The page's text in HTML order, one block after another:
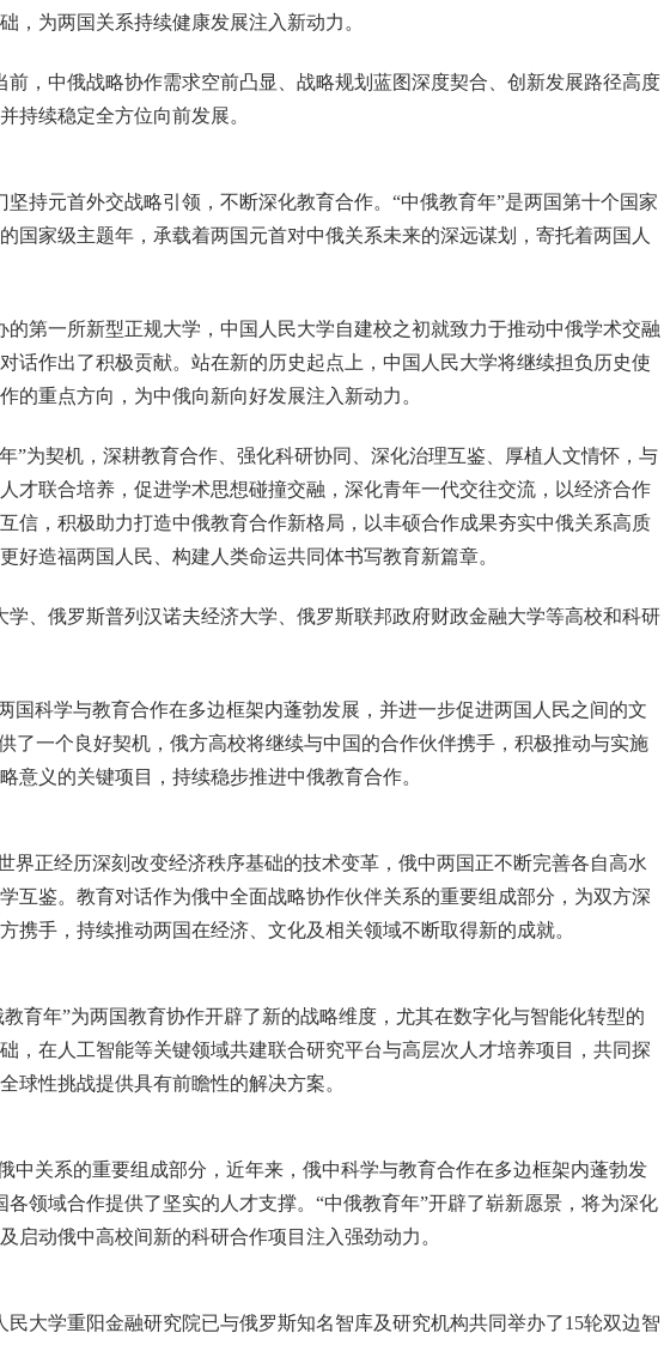
，为两国关系持续健康发展注入新动力。
前，中俄战略协作需求空前凸显、战略规划蓝图深度契合、创新发展路径高度
持续稳定全方位向前发展。
持元首外交战略引领，不断深化教育合作。“中俄教育年”是两国第十个国家
国家级主题年，承载着两国元首对中俄关系未来的深远谋划，寄托着两国人
第一所新型正规大学，中国人民大学自建校之初就致力于推动中俄学术交融
话作出了积极贡献。站在新的历史起点上，中国人民大学将继续担负历史使
的重点方向，为中俄向新向好发展注入新动力。
”为契机，深耕教育合作、强化科研协同、深化治理互鉴、厚植人文情怀，与
才联合培养，促进学术思想碰撞交融，深化青年一代交往交流，以经济合作
信，积极助力打造中俄教育合作新格局，以丰硕合作成果夯实中俄关系高质
好造福两国人民、构建人类命运共同体书写教育新篇章。
、俄罗斯普列汉诺夫经济大学、俄罗斯联邦政府财政金融大学等高校和科研
国科学与教育合作在多边框架内蓬勃发展，并进一步促进两国人民之间的文
了一个良好契机，俄方高校将继续与中国的合作伙伴携手，积极推动与实施
意义的关键项目，持续稳步推进中俄教育合作。
界正经历深刻改变经济秩序基础的技术变革，俄中两国正不断完善各自高水
互鉴。教育对话作为俄中全面战略协作伙伴关系的重要组成部分，为双方深
携手，持续推动两国在经济、文化及相关领域不断取得新的成就。
育年”为两国教育协作开辟了新的战略维度，尤其在数字化与智能化转型的
，在人工智能等关键领域共建联合研究平台与高层次人才培养项目，共同探
球性挑战提供具有前瞻性的解决方案。
中关系的重要组成部分，近年来，俄中科学与教育合作在多边框架内蓬勃发
领域合作提供了坚实的人才支撑。“中俄教育年”开辟了崭新愿景，将为深化
启动俄中高校间新的科研合作项目注入强劲动力。
民大学重阳金融研究院已与俄罗斯知名智库及研究机构共同举办了15轮双边智